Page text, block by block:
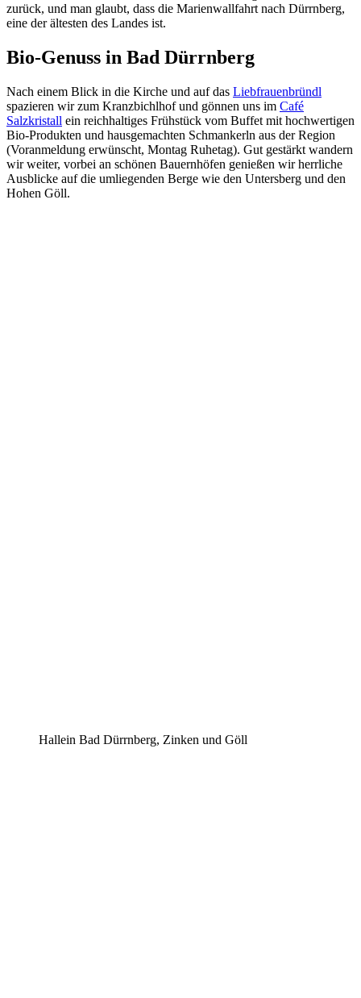
zurück, und man glaubt, dass die Marienwallfahrt nach Dürrnberg,
eine der ältesten des Landes ist.
Bio-Genuss in Bad Dürrnberg
Nach einem Blick in die Kirche und auf das Liebfrauenbründl
spazieren wir zum Kranzbichlhof und gönnen uns im Café
Salzkristall ein reichhaltiges Frühstück vom Buffet mit hochwertigen
Bio-Produkten und hausgemachten Schmankerln aus der Region
(Voranmeldung erwünscht, Montag Ruhetag). Gut gestärkt wandern
wir weiter, vorbei an schönen Bauernhöfen genießen wir herrliche
Ausblicke auf die umliegenden Berge wie den Untersberg und den
Hohen Göll.
Hallein Bad Dürrnberg, Zinken und Göll